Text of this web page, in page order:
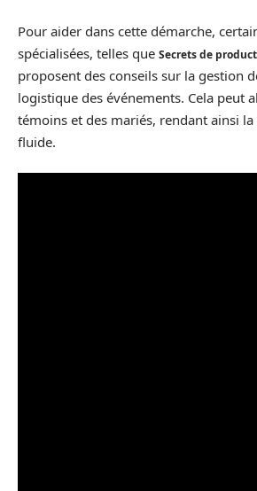
Pour aider dans cette démarche,
spécialisées, telles que Secrets de
proposent des conseils sur la gestion
logistique des événements. Cela peut
témoins et des mariés, rendant ainsi
fluide.